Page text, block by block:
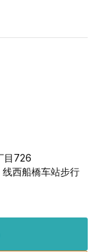
目726
线西船橋车站步行